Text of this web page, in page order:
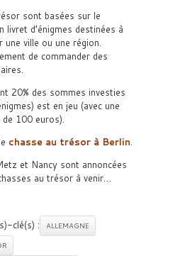
sont basées sur le
livret d’énigmes destinées à
une ville ou une région.
de commander des
20% des sommes investies
est en jeu (avec une
100 euros).
chasse au trésor à Berlin.
et Nancy sont annoncées
au trésor à venir…
clé(s) :
ALLEMAGNE